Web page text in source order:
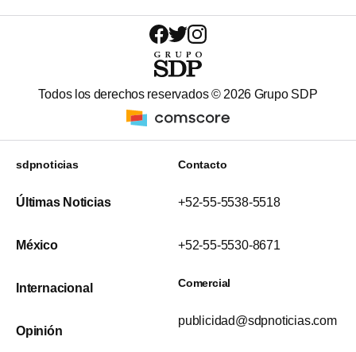
Todos los derechos reservados © 2026 Grupo SDP
sdpnoticias
Últimas Noticias
México
Internacional
Opinión
Contacto
+52-55-5538-5518
+52-55-5530-8671
Comercial
publicidad@sdpnoticias.com